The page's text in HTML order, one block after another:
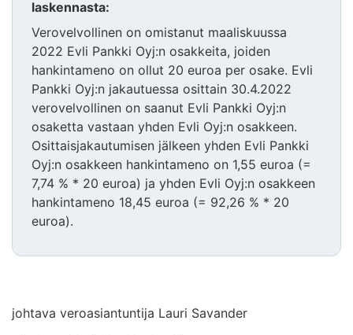
laskennasta:
Verovelvollinen on omistanut maaliskuussa
2022 Evli Pankki Oyj:n osakkeita, joiden
hankintameno on ollut 20 euroa per osake. Evli
Pankki Oyj:n jakautuessa osittain 30.4.2022
verovelvollinen on saanut Evli Pankki Oyj:n
osaketta vastaan yhden Evli Oyj:n osakkeen.
Osittaisjakautumisen jälkeen yhden Evli Pankki
Oyj:n osakkeen hankintameno on 1,55 euroa (=
7,74 % * 20 euroa) ja yhden Evli Oyj:n osakkeen
hankintameno 18,45 euroa (= 92,26 % * 20
euroa).
johtava veroasiantuntija Lauri Savander